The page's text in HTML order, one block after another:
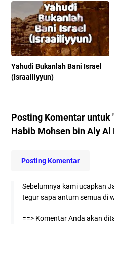
Yahudi Bukanlah Bani Israel
(Israailiyyun)
Posting Komentar untuk
Habib Mohsen bin Aly Al
Posting Komentar
Sebelumnya kami ucapkan
tegur sapa antum semua di
==> Komentar Anda akan